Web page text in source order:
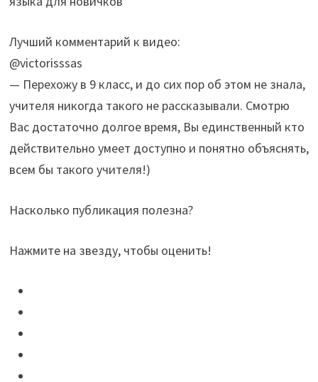
Лучший комментарий к видео:
@victorisssas
— Перехожу в 9 класс, и до сих пор об этом не знала,
учителя никогда такого не рассказывали. Смотрю
Вас достаточно долгое время, Вы единственный кто
действительно умеет доступно и понятно объяснять,
всем бы такого учителя!)
Насколько публикация полезна?
Нажмите на звезду, чтобы оценить!